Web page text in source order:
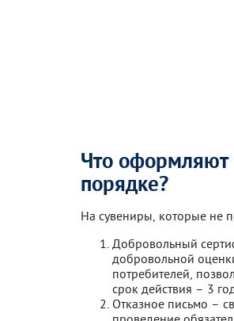
Что оформляют
порядке?
На сувениры, которые не
Добровольный
добровольной
потребителей,
срок действия – 3
Отказное письмо –